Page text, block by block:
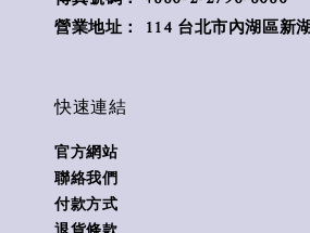
營業地址： 114 台北市內湖區新
快速連結
官方網站
聯絡我們
付款方式